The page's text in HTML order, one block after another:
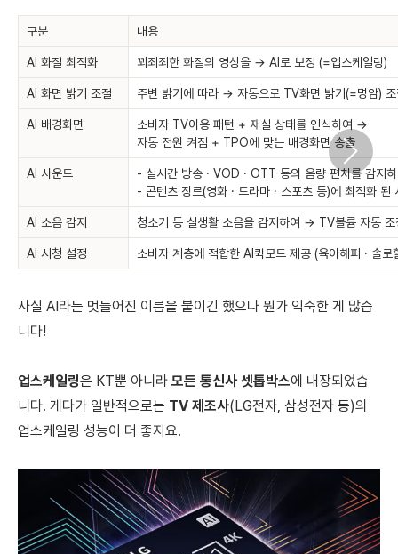
구분 내용
AI 화질 최적화 꾀죄죄한 화질의 영상을 → AI로 보정 (=업스케일링)
AI 화면 밝기 조절 주변 밝기에 따라 → 자동으로 TV화면 밝기(=명암) 조
AI 배경화면
소비자 TV이용 패턴 + 재실 상태를 인식하여 →
자동 전원 켜짐 + TPO에 맞는 배경화면 송출
AI 사운드
- 실시간 방송 · VOD · OTT 등의 음량 편차를 감지
- 콘텐츠 장르(영화 · 드라마 · 스포츠 등)에 최적화 된
AI 소음 감지 청소기 등 실생활 소음을 감지하여 → TV볼륨 자동 조
AI 시청 설정 소비자 계층에 적합한 AI퀵모드 제공 (육아해피 · 솔로
사실 AI라는 멋들어진 이름을 붙이긴 했으나 뭔가 익숙한 게 많습
니다!
업스케일링은 KT뿐 아니라 모든 통신사 셋톱박스에 내장되었습
니다. 게다가 일반적으로는 TV 제조사(LG전자, 삼성전자 등)의
업스케일링 성능이 더 좋지요.